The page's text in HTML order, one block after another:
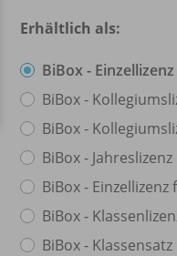
Erhältlich als:
BiBox -
BiBox -
BiBox -
BiBox - Jahreslizenz
BiBox -
BiBox -
BiBox -